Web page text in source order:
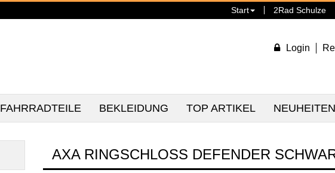
Start 2Rad Schulze
Login
FAHRRADTEILE BEKLEIDUNG TOP ARTIKEL NEUHEITEN
AXA RINGSCHLOSS DEFENDER